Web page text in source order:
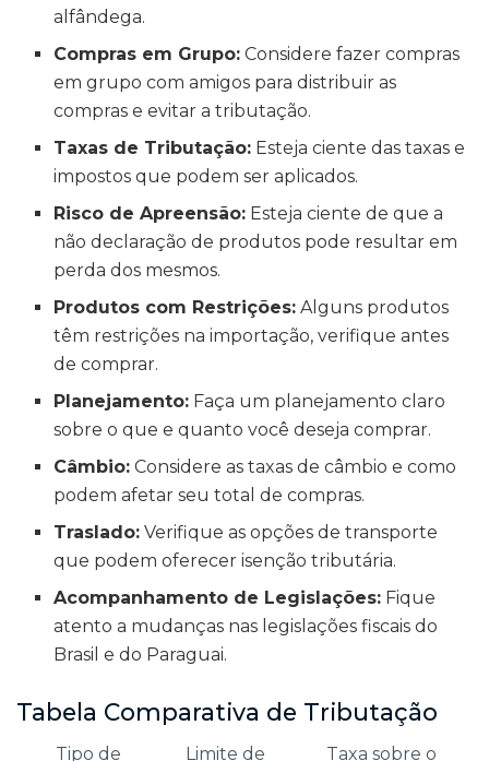
alfândega.
Compras em Grupo: Considere fazer compras
em grupo com amigos para distribuir as
compras e evitar a tributação.
Taxas de Tributação: Esteja ciente das taxas e
impostos que podem ser aplicados.
Risco de Apreensão: Esteja ciente de que a
não declaração de produtos pode resultar em
perda dos mesmos.
Produtos com Restrições: Alguns produtos
têm restrições na importação, verifique antes
de comprar.
Planejamento: Faça um planejamento claro
sobre o que e quanto você deseja comprar.
Câmbio: Considere as taxas de câmbio e como
podem afetar seu total de compras.
Traslado: Verifique as opções de transporte
que podem oferecer isenção tributária.
Acompanhamento de Legislações: Fique
atento a mudanças nas legislações fiscais do
Brasil e do Paraguai.
Tabela Comparativa de Tributação
Tipo de Limite de Taxa sobre o